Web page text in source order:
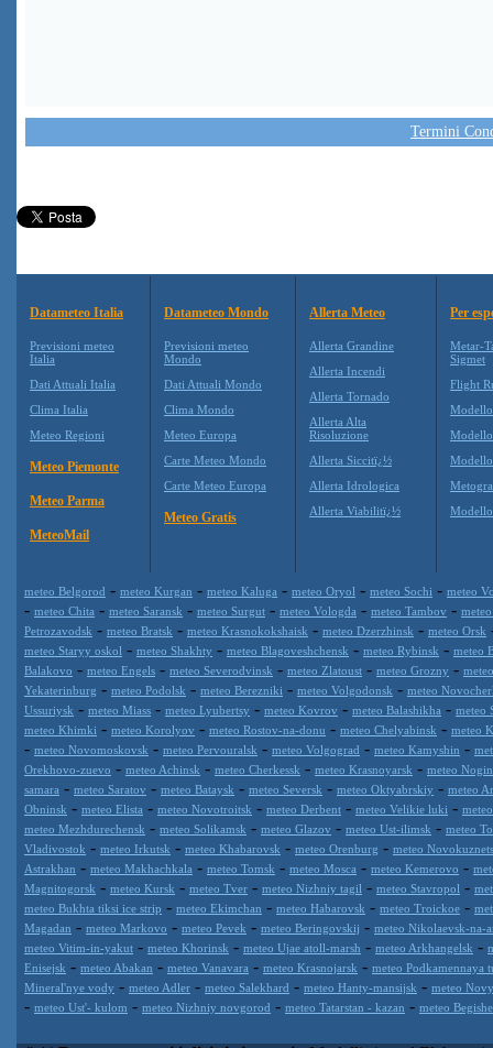
Termini
Datameteo Italia
Previsioni meteo
Italia
Dati Attuali Italia
Clima Italia
Meteo Regioni
Meteo Piemonte
Meteo Parma
MeteoMail
Datameteo Mondo
Previsioni meteo
Mondo
Dati Attuali Mondo
Clima Mondo
Meteo Europa
Carte Meteo Mondo
Carte Meteo Europa
Meteo Gratis
Allerta Meteo
Allerta Grandine
Allerta Incendi
Allerta Tornado
Allerta Alta
Risoluzione
Allerta Siccitï¿½
Allerta Idrologica
Allerta Viabilitï¿½
Per
Metar-
Sigmet
Flight
Modello
meteo Belgorod - meteo Kurgan - meteo Kaluga - meteo Oryol - meteo Sochi - meteo
- meteo Chita - meteo Saransk - meteo Surgut - meteo Vologda - meteo Tambov -
Petrozavodsk - meteo Bratsk - meteo Krasnokokshaisk - meteo Dzerzhinsk - meteo Orsk
meteo Staryy oskol - meteo Shakhty - meteo Blagoveshchensk - meteo Rybinsk - meteo
Balakovo - meteo Engels - meteo Severodvinsk - meteo Zlatoust - meteo Grozny -
Yekaterinburg - meteo Podolsk - meteo Berezniki - meteo Volgodonsk - meteo
Ussuriysk - meteo Miass - meteo Lyubertsy - meteo Kovrov - meteo Balashikha - meteo
meteo Khimki - meteo Korolyov - meteo Rostov-na-donu - meteo Chelyabinsk - meteo
- meteo Novomoskovsk - meteo Pervouralsk - meteo Volgograd - meteo Kamyshin -
Orekhovo-zuevo - meteo Achinsk - meteo Cherkessk - meteo Krasnoyarsk - meteo
samara - meteo Saratov - meteo Bataysk - meteo Seversk - meteo Oktyabrskiy - meteo
Obninsk - meteo Elista - meteo Novotroitsk - meteo Derbent - meteo Velikie luki -
meteo Mezhdurechensk - meteo Solikamsk - meteo Glazov - meteo Ust-ilimsk - meteo
Vladivostok - meteo Irkutsk - meteo Khabarovsk - meteo Orenburg - meteo
Astrakhan - meteo Makhachkala - meteo Tomsk - meteo Mosca - meteo Kemerovo -
Magnitogorsk - meteo Kursk - meteo Tver - meteo Nizhniy tagil - meteo Stavropol -
meteo Bukhta tiksi ice strip - meteo Ekimchan - meteo Habarovsk - meteo Troickoe -
Magadan - meteo Markovo - meteo Pevek - meteo Beringovskij - meteo Nikolaevsk-na-
meteo Vitim-in-yakut - meteo Khorinsk - meteo Ujae atoll-marsh - meteo Arkhangelsk -
Enisejsk - meteo Abakan - meteo Vanavara - meteo Krasnojarsk - meteo Podkamennaya
Mineral'nye vody - meteo Adler - meteo Salekhard - meteo Hanty-mansijsk - meteo
- meteo Ust'- kulom - meteo Nizhniy novgorod - meteo Tatarstan - kazan - meteo